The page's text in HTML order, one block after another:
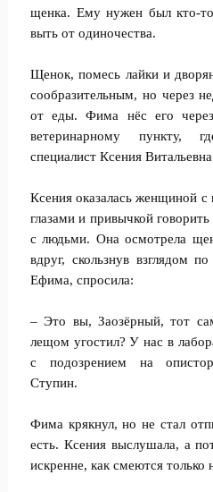
щенка. Ему нужен был кто-
выть от одиночества.
Щенок, помесь лайки и
сообразительным, но через
от еды. Фима нёс его
ветеринарному пункту,
специалист Ксения
Ксения оказалась женщиной
глазами и привычкой
с людьми. Она осмотрела
вдруг, скользнув взглядом
Ефима, спросила:
– Это вы, Заозёрный, тот
лещом угостил? У нас в
с подозрением на
Ступин.
Фима крякнул, но не стал
есть. Ксения выслушала, а
искренне, как смеются